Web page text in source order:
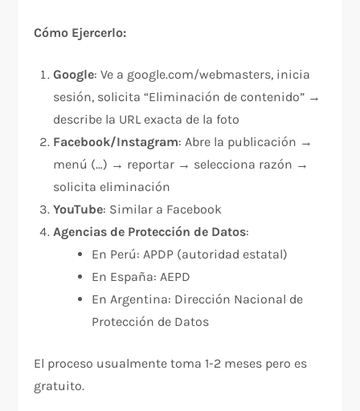
Cómo Ejercerlo:
Google: Ve a google.com/webmasters, inicia
sesión, solicita “Eliminación de contenido” →
describe la URL exacta de la foto
Facebook/Instagram: Abre la publicación →
menú (…) → reportar → selecciona razón →
solicita eliminación
YouTube: Similar a Facebook
Agencias de Protección de Datos:
En Perú: APDP (autoridad estatal)
En España: AEPD
En Argentina: Dirección Nacional de
Protección de Datos
El proceso usualmente toma 1-2 meses pero es
gratuito.